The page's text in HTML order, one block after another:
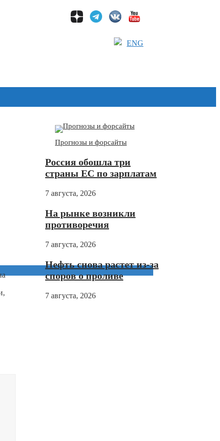
ENG
Прогнозы и форсайты
Россия обошла три
страны ЕС по зарплатам
7 августа, 2026
На рынке возникли
противоречия
7 августа, 2026
Нефть снова растет из-за
споров о проливе
7 августа, 2026